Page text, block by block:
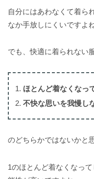
自分にはあわなくて着ら
なか手放しにくいですよね
でも、快適に着られない服
ほとんど着なくなっ
不快な思いを我慢し
のどちらかではないかと
1のほとんど着なくなっ